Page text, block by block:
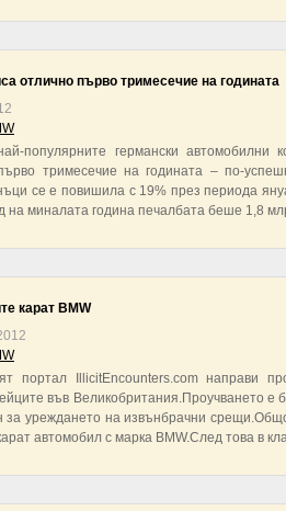
отлично първо тримесечие на годината
популярните германски автомобилни
тримесечие на годината – по-
се е повишила с 19% през периода
на миналата година печалбата беше 1,8
карат BMW
портал IllicitEncounters.com направи
във Великобритания.Проучването е
за уреждането на извънбрачни
автомобил с марка BMW.След това в